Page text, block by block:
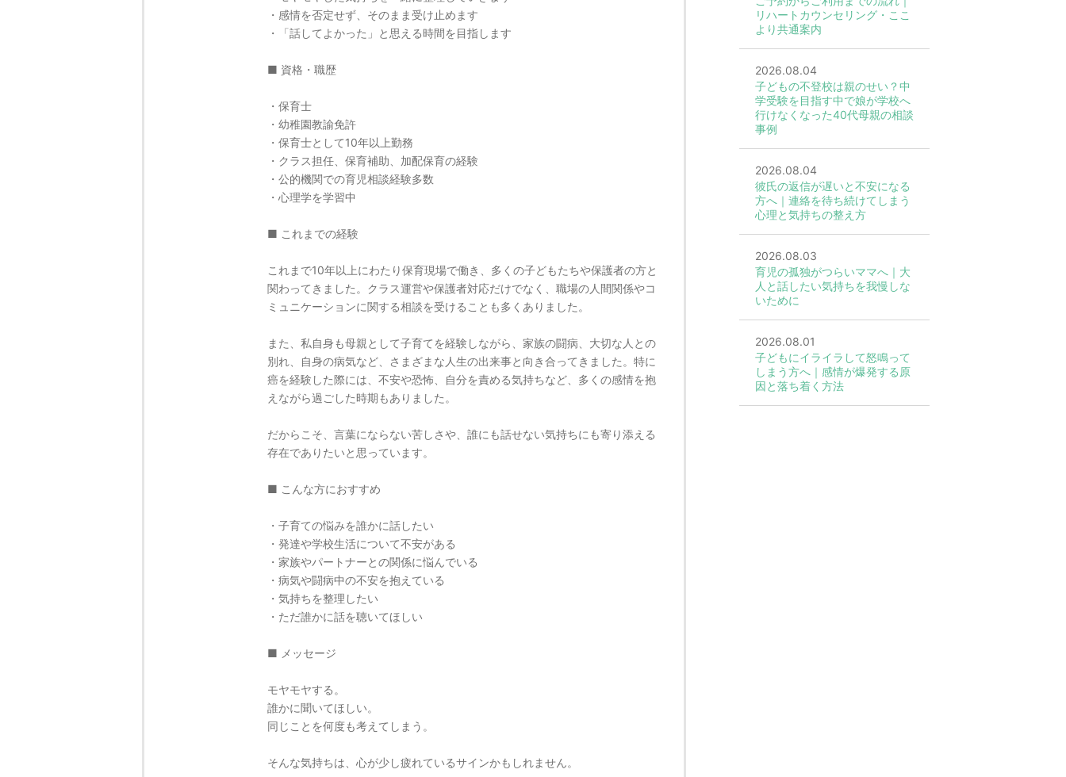
・感情を否定せず、そのまま受け止めます
・「話してよかった」と思える時間を目指します
■ 資格・職歴
・保育士
・幼稚園教諭免許
・保育士として10年以上勤務
・クラス担任、保育補助、加配保育の経験
・公的機関での育児相談経験多数
・心理学を学習中
■ これまでの経験
これまで10年以上にわたり保育現場で働き、多くの子どもたちや保護者の方と
関わってきました。クラス運営や保護者対応だけでなく、職場の人間関係やコ
ミュニケーションに関する相談を受けることも多くありました。
また、私自身も母親として子育てを経験しながら、家族の闘病、大切な人との
別れ、自身の病気など、さまざまな人生の出来事と向き合ってきました。特に
癌を経験した際には、不安や恐怖、自分を責める気持ちなど、多くの感情を抱
えながら過ごした時期もありました。
だからこそ、言葉にならない苦しさや、誰にも話せない気持ちにも寄り添える
存在でありたいと思っています。
■ こんな方におすすめ
・子育ての悩みを誰かに話したい
・発達や学校生活について不安がある
・家族やパートナーとの関係に悩んでいる
・病気や闘病中の不安を抱えている
・気持ちを整理したい
・ただ誰かに話を聴いてほしい
■ メッセージ
モヤモヤする。
誰かに聞いてほしい。
同じことを何度も考えてしまう。
そんな気持ちは、心が少し疲れているサインかもしれません。
リハートカウンセリング・ここ
より共通案内
2026.08.04
子どもの不登校は親のせい？中
学受験を目指す中で娘が学校へ
行けなくなった40代母親の相談
事例
2026.08.04
彼氏の返信が遅いと不安になる
方へ｜連絡を待ち続けてしまう
心理と気持ちの整え方
2026.08.03
育児の孤独がつらいママへ｜大
人と話したい気持ちを我慢しな
いために
2026.08.01
子どもにイライラして怒鳴って
しまう方へ｜感情が爆発する原
因と落ち着く方法